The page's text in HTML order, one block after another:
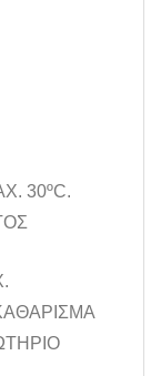
30ºC.